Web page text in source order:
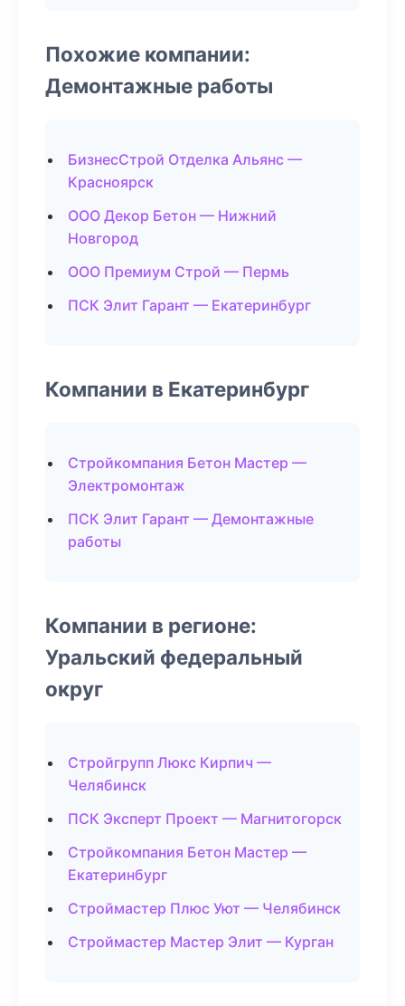
Похожие компании:
Демонтажные работы
БизнесСтрой Отделка Альянс —
Красноярск
ООО Декор Бетон — Нижний
Новгород
ООО Премиум Строй — Пермь
ПСК Элит Гарант — Екатеринбург
Компании в Екатеринбург
Стройкомпания Бетон Мастер —
Электромонтаж
ПСК Элит Гарант — Демонтажные
работы
Компании в регионе:
Уральский федеральный
округ
Стройгрупп Люкс Кирпич —
Челябинск
ПСК Эксперт Проект — Магнитогорск
Стройкомпания Бетон Мастер —
Екатеринбург
Строймастер Плюс Уют — Челябинск
Строймастер Мастер Элит — Курган